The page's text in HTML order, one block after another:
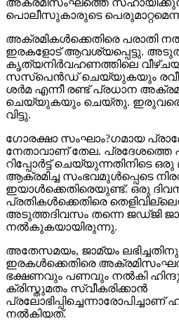
അക്രമിസംഘത്തെ
പൊലീസുകാരുടെ
അക്രമികള്‍ക്കെതിരെ പരാതി
ഇരകളോട് ആവശ്യപ്പെട്ടു.
കൃത്യനിര്‍വഹണത്തിലെ
സസ്‌പെന്‍ഡ് ചെയ്യുകയും
ശര്‍മ എന്നീ രണ്ട് പ്രധാന
ചെയ്യുകയും ചെയ്തു.
വിട്ടു.
ഗോരക്ഷാ സംഘാം?ഗമായ
നേതാവാണ് തേല. പ്രദേശത്തെ
റിപ്പോര്‍ട്ട് ചെയ്യുന്നതിനിടെ
ആക്രമിച്ച സംഭവമുള്‍പ്പെടെ
ഇയാള്‍ക്കെതിരെയുണ്ട്. ഒരു
പ്രതികള്‍ക്കെതിരെ
അടുത്തദിവസം തന്നെ ജഡ്ജി
നല്‍കുകയായിരുന്നു.
അതേസമയം, ജാമ്യം ലഭിച്ചതിനു
ഇരകള്‍ക്കെതിരെ
ഭക്ഷണവും പണവും നല്‍കി ഹിന്ദു
ക്രിസ്തുമതം സ്വീകരിക്കാന്‍
നല്‍കിയത്.